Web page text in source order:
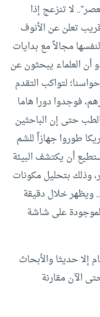
لا تنزعج إذا
تعلن عن الأنوف
مجالاً مع بدايات
أن العلماء يبحثون عن
لتواكب التقدم
فوجدوا دورا هاما
حتى إن الباحثين
طوروا جهازاً للشم
أن يكتشف البيئة
وذلك بتحليل مكونات
ويظهر خلال دقيقة
على شاشة
إلا حديثا والأبحاث
الآن مقارنة